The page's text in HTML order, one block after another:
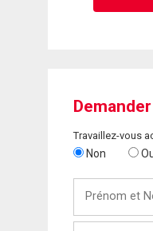
Travaillez-vous
Non
Nom